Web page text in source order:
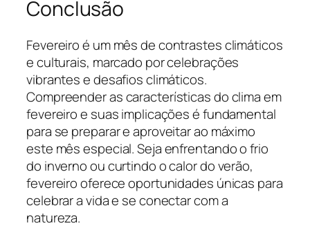
Conclusão
Fevereiro é um mês de contrastes climáticos
e culturais, marcado por celebrações
vibrantes e desafios climáticos.
Compreender as características do clima em
fevereiro e suas implicações é fundamental
para se preparar e aproveitar ao máximo
este mês especial. Seja enfrentando o frio
do inverno ou curtindo o calor do verão,
fevereiro oferece oportunidades únicas para
celebrar a vida e se conectar com a
natureza.